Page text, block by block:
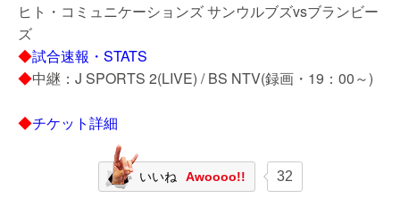
ヒト・コミュニケーションズ サンウルブズvsブランビー
ズ
◆試合速報・STATS
◆中継：J SPORTS 2(LIVE) / BS NTV(録画・19：00～)
◆チケット詳細
いいね Awoooo!! 32